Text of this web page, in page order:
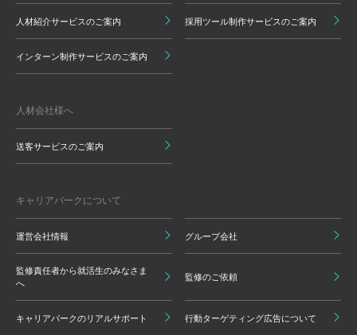
人材紹介サービスのご案内 採用ツール制作サービスのご案内
インターン制作サービスのご案内
人材会社様へ
送客サービスのご案内
キャリアパークについて
運営会社情報 グループ会社
監修責任者から就活生のみなさま
へ
監修のご依頼
キャリアパークのリアルサポート 行動ターゲティング広告について